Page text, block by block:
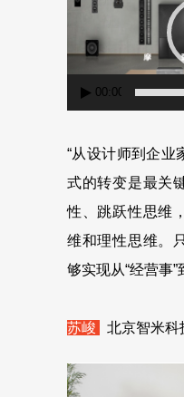
00:00
“从设计师到企业
式的转变是最关
性、跳跃性思维
维和理性思维。
够实现从“经营事”
苏峻 北京智米科